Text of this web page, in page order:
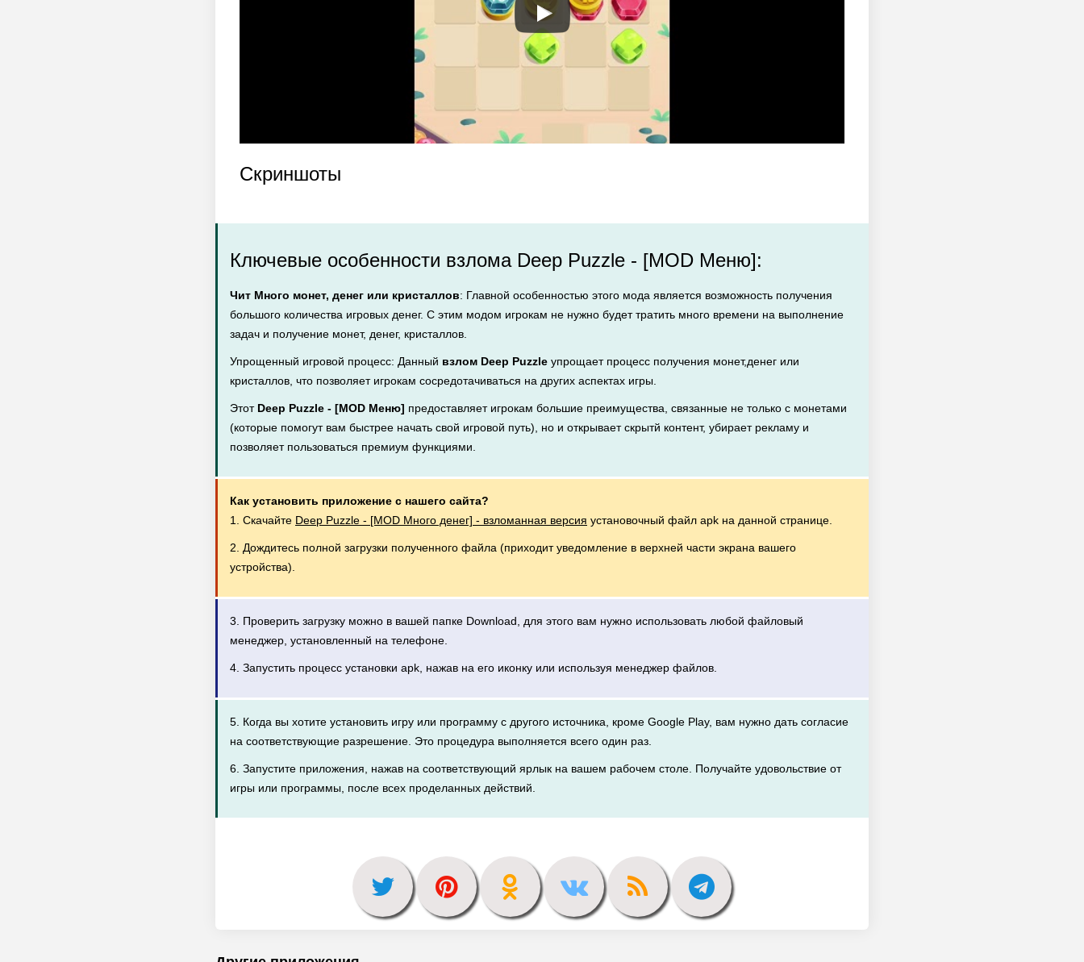
Скриншоты
Ключевые особенности взлома Deep Puzzle - [MOD Меню]:
Чит Много монет, денег или кристаллов: Главной особенностью этого мода является возможность получения
большого количества игровых денег. С этим модом игрокам не нужно будет тратить много времени на выполнение
задач и получение монет, денег, кристаллов.
Упрощенный игровой процесс: Данный взлом Deep Puzzle упрощает процесс получения монет,денег или
кристаллов, что позволяет игрокам сосредотачиваться на других аспектах игры.
Этот Deep Puzzle - [MOD Меню] предоставляет игрокам большие преимущества, связанные не только с монетами
(которые помогут вам быстрее начать свой игровой путь), но и открывает скрытй контент, убирает рекламу и
позволяет пользоваться премиум функциями.
Как установить приложение с нашего сайта?
1. Скачайте Deep Puzzle - [MOD Много денег] - взломанная версия установочный файл apk на данной странице.
2. Дождитесь полной загрузки полученного файла (приходит уведомление в верхней части экрана вашего
устройства).
3. Проверить загрузку можно в вашей папке Download, для этого вам нужно использовать любой файловый
менеджер, установленный на телефоне.
4. Запустить процесс установки apk, нажав на его иконку или используя менеджер файлов.
5. Когда вы хотите установить игру или программу с другого источника, кроме Google Play, вам нужно дать согласие
на соответствующие разрешение. Это процедура выполняется всего один раз.
6. Запустите приложения, нажав на соответствующий ярлык на вашем рабочем столе. Получайте удовольствие от
игры или программы, после всех проделанных действий.